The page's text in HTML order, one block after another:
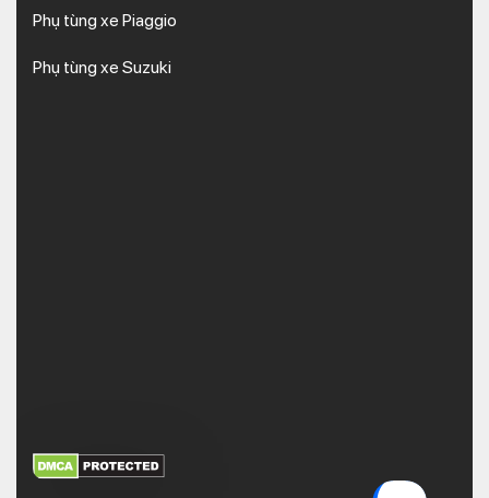
Phụ tùng xe Piaggio
Phụ tùng xe Suzuki
XEM THÊM